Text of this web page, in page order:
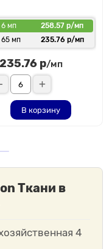
Медея?
элементов. Из неё
изделиях свободного
фактуру и
6 мп
258.57 р/мп
65 мп
235.76 р/мп
235.76 р/мп
В корзину
Ткани в
4